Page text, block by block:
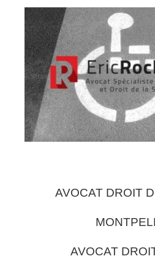
AVOCAT DROIT
AVOCAT